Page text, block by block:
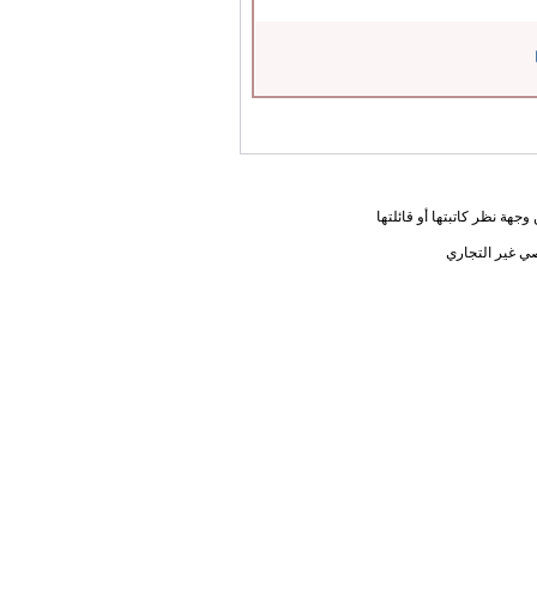
نظر كاتبتها أو قائلتها
غير التجاري